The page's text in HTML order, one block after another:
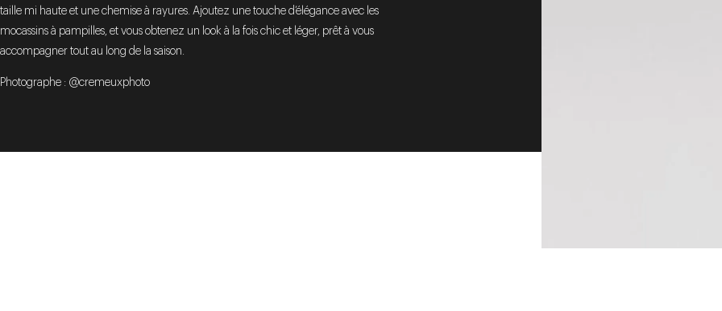
taille mi haute et une chemise à rayures. Ajoutez une touche d’élégance avec les
mocassins à pampilles, et vous obtenez un look à la fois chic et léger, prêt à vous
accompagner tout au long de la saison.
Photographe : @cremeuxphoto